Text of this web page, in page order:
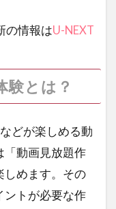
の情報はU-NEXT
験とは？
どが楽しめる動
「動画見放題作
しめます。その
ントが必要な作